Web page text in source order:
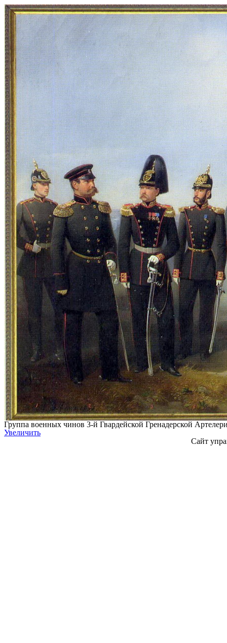
Группа военных чинов 3-й Гвардейской Гренадерской
Увеличить
Сайт